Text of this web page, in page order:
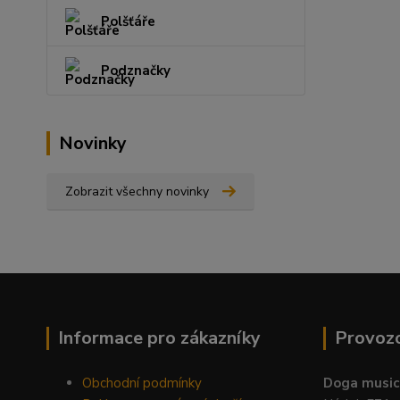
Polšťáře
Podznačky
Novinky
Zobrazit všechny novinky
Informace pro zákazníky
Obchodní podmínky
Doga